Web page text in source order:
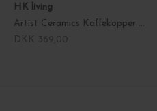
HK living
Artist Ceramics Kaffekopper 4 stk.